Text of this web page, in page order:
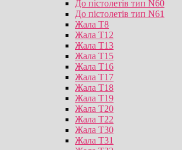
До пістолетів тип N60
До пістолетів тип N61
Жала T8
Жала T12
Жала T13
Жала T15
Жала T16
Жала T17
Жала T18
Жала T19
Жала T20
Жала T22
Жала T30
Жала T31